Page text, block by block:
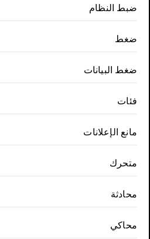
ضبط النظام
ضغط
ضغط البيانات
فئات
مانع الإعلانات
متحرك
محادثة
محاكي